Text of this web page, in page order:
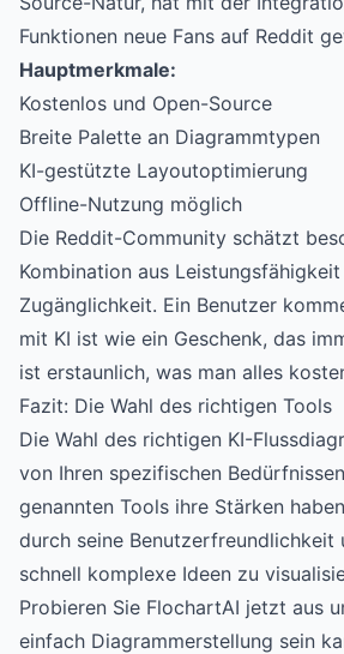
Funktionen neue Fans auf Reddit
Hauptmerkmale:
Kostenlos und Open-Source
Breite Palette an Diagrammtypen
KI-gestützte Layoutoptimierung
Offline-Nutzung möglich
Die Reddit-Community schätzt
Kombination aus Leistungsfähigkeit
Zugänglichkeit. Ein Benutzer
mit KI ist wie ein Geschenk, das
ist erstaunlich, was man alles
Fazit: Die Wahl des richtigen Tools
Die Wahl des richtigen KI-
von Ihren spezifischen
genannten Tools ihre Stärken
durch seine Benutzerfreundlichkeit
schnell komplexe Ideen zu
Probieren Sie FlochartAI jetzt aus
einfach Diagrammerstellung sein